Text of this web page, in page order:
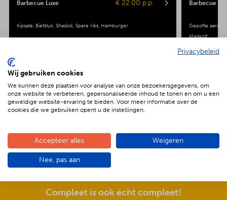
Barbecue Luxe € 22.00 p.p.
Kipsaté Biefstuk Shaslick Spare ribs Hamburger
Barbecue
Gepofte
Maiskolf
De voordelen van BBQenzo.nl
Compleet is ook écht compleet!
Privacybeleid
Wij gebruiken cookies
We kunnen deze plaatsen voor analyse van onze bezoekersgegevens, om
onze website te verbeteren, gepersonaliseerde inhoud te tonen en om u een
geweldige website-ervaring te bieden. Voor meer informatie over de
cookies die we gebruiken opent u de instellingen.
Accepteer alles Weigeren
Nee, pas aan